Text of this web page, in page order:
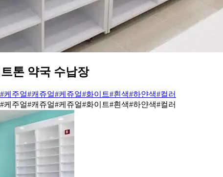
톤 약국 수납장
#케주얼#캐쥬얼#케쥬얼#화이트#흰색#하얀색#컬러
#케주얼#캐쥬얼#케쥬얼#화이트#흰색#하얀색#컬러